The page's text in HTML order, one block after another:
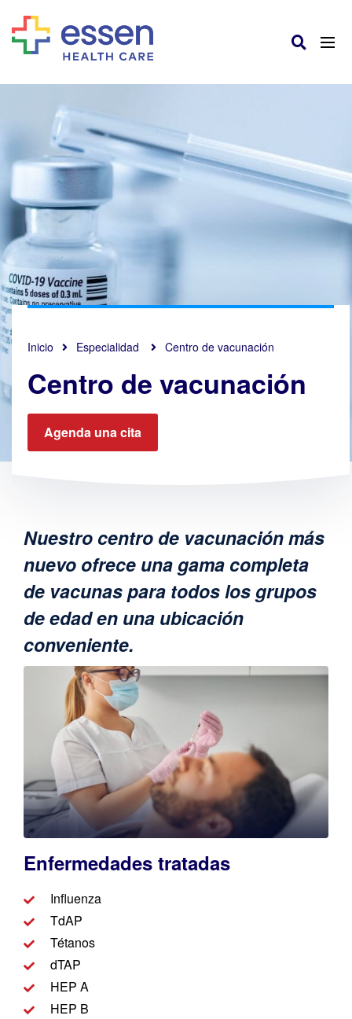
Inicio Especialidad Centro de vacunación
Centro de vacunación
Agenda una cita
Nuestro centro de vacunación más
nuevo ofrece una gama completa
de vacunas para todos los grupos
de edad en una ubicación
conveniente.
Enfermedades tratadas​​
Influenza
TdAP
Tétanos
dTAP
HEP A
HEP B